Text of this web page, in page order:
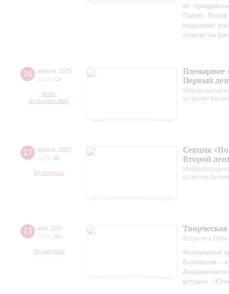
из
Павел
ведущими
ответит на
26 апреля 2025
12:00 Сб
Фойе
Большого зала
Пленарное
Первый
во время
27 апреля 2025
11:00 Вс
Музиторий
Секция
Второй
во время
13 мая 2025
18:00 Вт
Музиторий
Встречи в
Филармония
Ботинисом –
встречи –